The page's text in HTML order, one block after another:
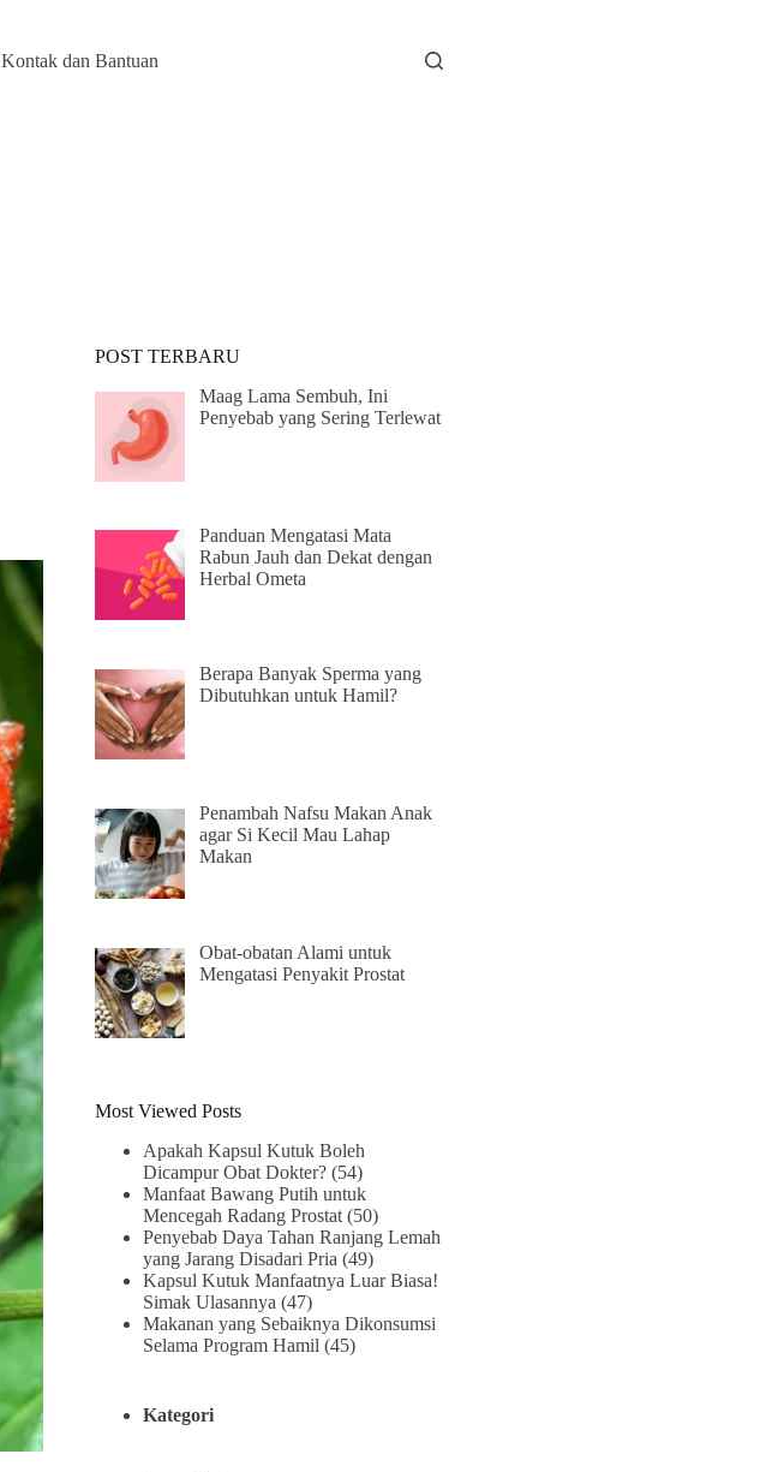
Kontak dan Bantuan
POST TERBARU
Maag Lama Sembuh, Ini
Penyebab yang Sering Terlewat
Panduan Mengatasi Mata
Rabun Jauh dan Dekat dengan
Herbal Ometa
Berapa Banyak Sperma yang
Dibutuhkan untuk Hamil?
Penambah Nafsu Makan Anak
agar Si Kecil Mau Lahap
Makan
Obat-obatan Alami untuk
Mengatasi Penyakit Prostat
Most Viewed Posts
Apakah Kapsul Kutuk Boleh
Dicampur Obat Dokter? (54)
Manfaat Bawang Putih untuk
Mencegah Radang Prostat (50)
Penyebab Daya Tahan Ranjang Lemah
yang Jarang Disadari Pria (49)
Kapsul Kutuk Manfaatnya Luar Biasa!
Simak Ulasannya (47)
Makanan yang Sebaiknya Dikonsumsi
Selama Program Hamil (45)
Kategori